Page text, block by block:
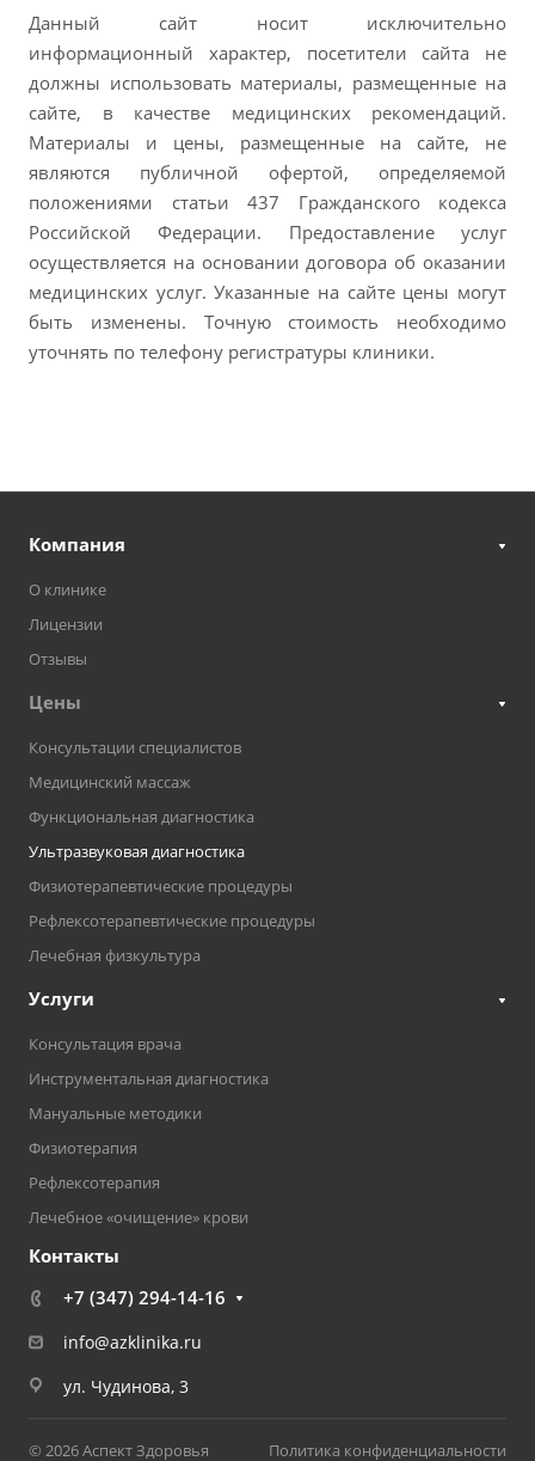
Данный сайт носит исключительно
информационный характер, посетители сайта не
должны использовать материалы, размещенные на
сайте, в качестве медицинских рекомендаций.
Материалы и цены, размещенные на сайте, не
являются публичной офертой, определяемой
положениями статьи 437 Гражданского кодекса
Российской Федерации. Предоставление услуг
осуществляется на основании договора об оказании
медицинских услуг. Указанные на сайте цены могут
быть изменены. Точную стоимость необходимо
уточнять по телефону регистратуры клиники.
Компания
О клинике
Лицензии
Отзывы
Цены
Консультации специалистов
Медицинский массаж
Функциональная диагностика
Ультразвуковая диагностика
Физиотерапевтические процедуры
Рефлексотерапевтические процедуры
Лечебная физкультура
Услуги
Консультация врача
Инструментальная диагностика
Мануальные методики
Физиотерапия
Рефлексотерапия
Лечебное «очищение» крови
Контакты
+7 (347) 294-14-16
info@azklinika.ru
ул. Чудинова, 3
© 2026 Аспект Здоровья Политика конфиденциальности